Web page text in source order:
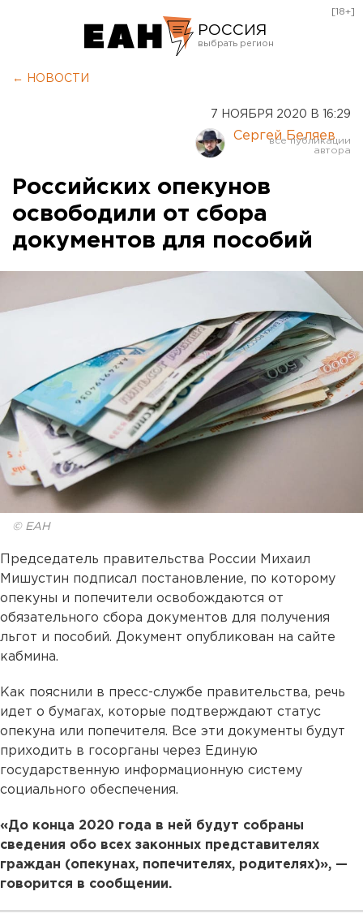
РОССИЯ
Курган
Оренбург
[18+]
← НОВОСТИ
7 НОЯБРЯ 2020 В 16:29
Сергей Беляев
Российских опекунов
освободили от сбора
документов для пособий
© ЕАН
Председатель правительства России Михаил
Мишустин подписал постановление, по которому
опекуны и попечители освобождаются от
обязательного сбора документов для получения
льгот и пособий. Документ опубликован на сайте
кабмина.
Как пояснили в пресс-службе правительства, речь
идет о бумагах, которые подтверждают статус
опекуна или попечителя. Все эти документы будут
приходить в госорганы через Единую
государственную информационную систему
социального обеспечения.
«До конца 2020 года в ней будут собраны
сведения обо всех законных представителях
граждан (опекунах, попечителях, родителях)», —
говорится в сообщении.